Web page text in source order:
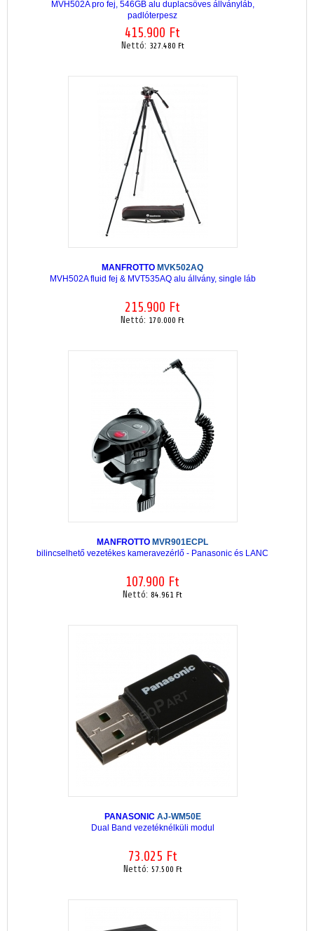
MVH502A pro fej, 546GB alu duplacsöves állványláb,
padlóterpesz
415.900 Ft
Nettó: 327.480 Ft
MANFROTTO MVK502AQ
MVH502A fluid fej & MVT535AQ alu állvány, single láb
215.900 Ft
Nettó: 170.000 Ft
MANFROTTO MVR901ECPL
bilincselhető vezetékes kameravezérlő - Panasonic és LANC
107.900 Ft
Nettó: 84.961 Ft
PANASONIC AJ-WM50E
Dual Band vezetéknélküli modul
73.025 Ft
Nettó: 57.500 Ft